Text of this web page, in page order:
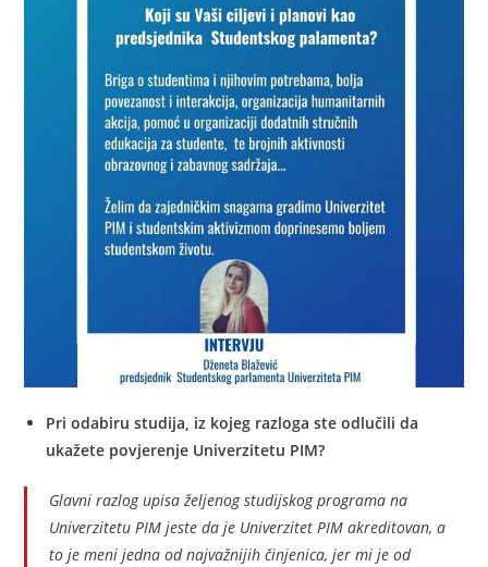
Pri odabiru studija, iz kojeg razloga ste odlučili da
ukažete povjerenje Univerzitetu PIM?
Glavni razlog upisa željenog studijskog programa na
Univerzitetu PIM jeste da je Univerzitet PIM akreditovan, a
to je meni jedna od najvažnijih činjenica, jer mi je od